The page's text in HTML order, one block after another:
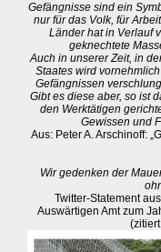
Gefängnisse sind ein
nur für das Volk, für
Länder hat in Verlauf
geknechtete
Auch in unserer Zeit, in
Staates wird
Gefängnissen
Gibt es diese aber, so ist
den Werktätigen
Gewissen und
Aus: Peter A. Arschinoff:
Wir gedenken der
Twitter-Statement
Auswärtigen Amt zum